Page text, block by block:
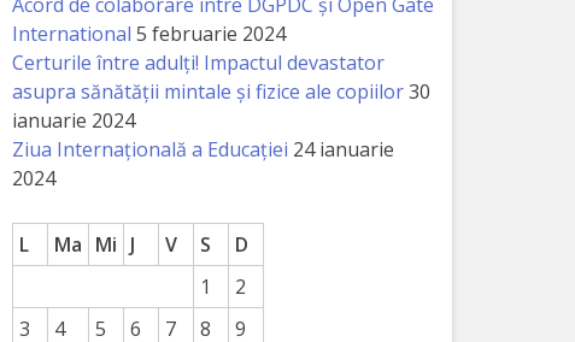
International 5 februarie 2024
Certurile între adulți! Impactul devastator
asupra sănătății mintale și fizice ale copiilor30
ianuarie 2024
Ziua Internațională a Educației 24 ianuarie
2024
L Ma Mi J V S
D
1
2
3
4 5 6 7 8
9